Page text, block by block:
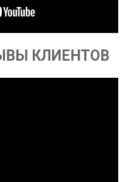
КЛИЕНТОВ